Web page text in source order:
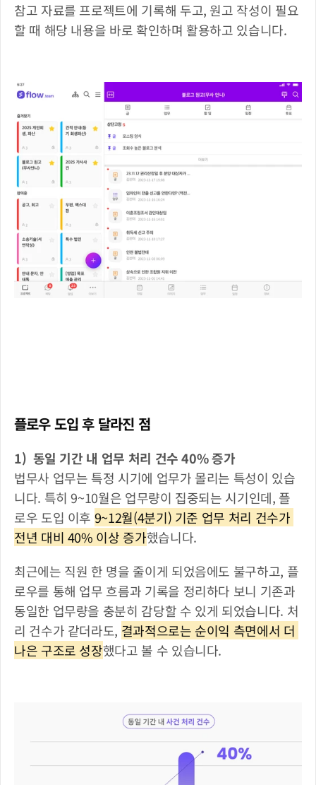
참고 자료를 프로젝트에 기록해 두고, 원고 작성이 필요
할 때 해당 내용을 바로 확인하며 활용하고 있습니다.
플로우 도입 후 달라진 점
1)  동일 기간 내 업무 처리 건수 40% 증가
법무사 업무는 특정 시기에 업무가 몰리는 특성이 있습
니다. 특히 9~10월은 업무량이 집중되는 시기인데, 플
로우 도입 이후 9~12월(4분기) 기준 업무 처리 건수가
전년 대비 40% 이상 증가했습니다.
최근에는 직원 한 명을 줄이게 되었음에도 불구하고, 플
로우를 통해 업무 흐름과 기록을 정리하다 보니 기존과
동일한 업무량을 충분히 감당할 수 있게 되었습니다. 처
리 건수가 같더라도, 결과적으로는 순이익 측면에서 더
나은 구조로 성장했다고 볼 수 있습니다.